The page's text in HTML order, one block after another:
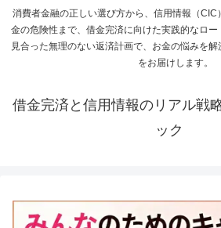
消費者金融の正しい選び方から、信用情報（CIC
金の危険性まで、借金完済に向けた実践的なロ
見合った無理のない返済計画で、お金の悩みを
をお届けします。
借金完済と信用情報のリアル戦
ック